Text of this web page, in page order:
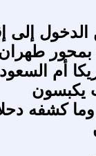
إلى
بمحور
أم
يكبسون
كشفه